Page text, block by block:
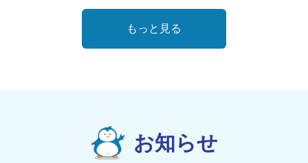
もっと見る
お知らせ